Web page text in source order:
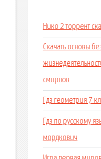
Нико 2 торрент
Скачать основы
смирнов
Гдз геометрия 7
Гдз по русскому
мордкович